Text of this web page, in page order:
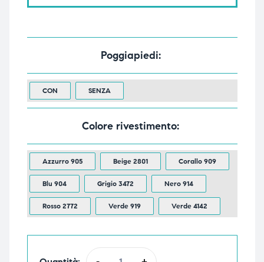
Poggiapiedi
CON SENZA
Colore rivestimento
Azzurro 905 Beige 2801 Corallo 909
Blu 904 Grigio 3472 Nero 914
Rosso 2772 Verde 919 Verde 4142